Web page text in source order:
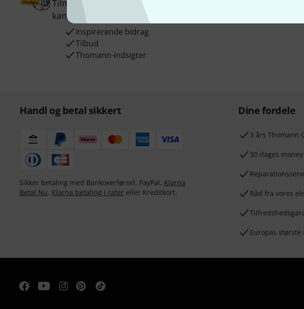
Tilmeld dig Thomann Nyhedsbrevet på engelsk og med lidt
kan du vinde en af
50 gavekort
Inspirerende bidrag
Tilbud
Thomann-indsigter
Handl og betal sikkert
Sikker betaling med Bankoverførsel, PayPal, Klarna
Betal Nu, Klarna betaling i rater eller Kreditkort.
Dine fordele
3 års Thomann
30 dages
Råd fra vores
Europas største